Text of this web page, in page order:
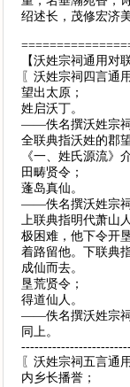
绍述长，茂修宏济
【沃姓宗祠通用对联
〖沃姓宗祠四言通
望出太原；
姓启沃丁。
——佚名撰沃姓宗
全联典指沃姓的郡
《一、姓氏源流》
田畴贤令；
蓬岛真仙。
——佚名撰沃姓宗
上联典指明代萧山
极困难，他下令开
着路留他。下联典
成仙而去。
垦荒贤令；
得道仙人。
——佚名撰沃姓宗
同上。
〖沃姓宗祠五言通
内乡长播誉；